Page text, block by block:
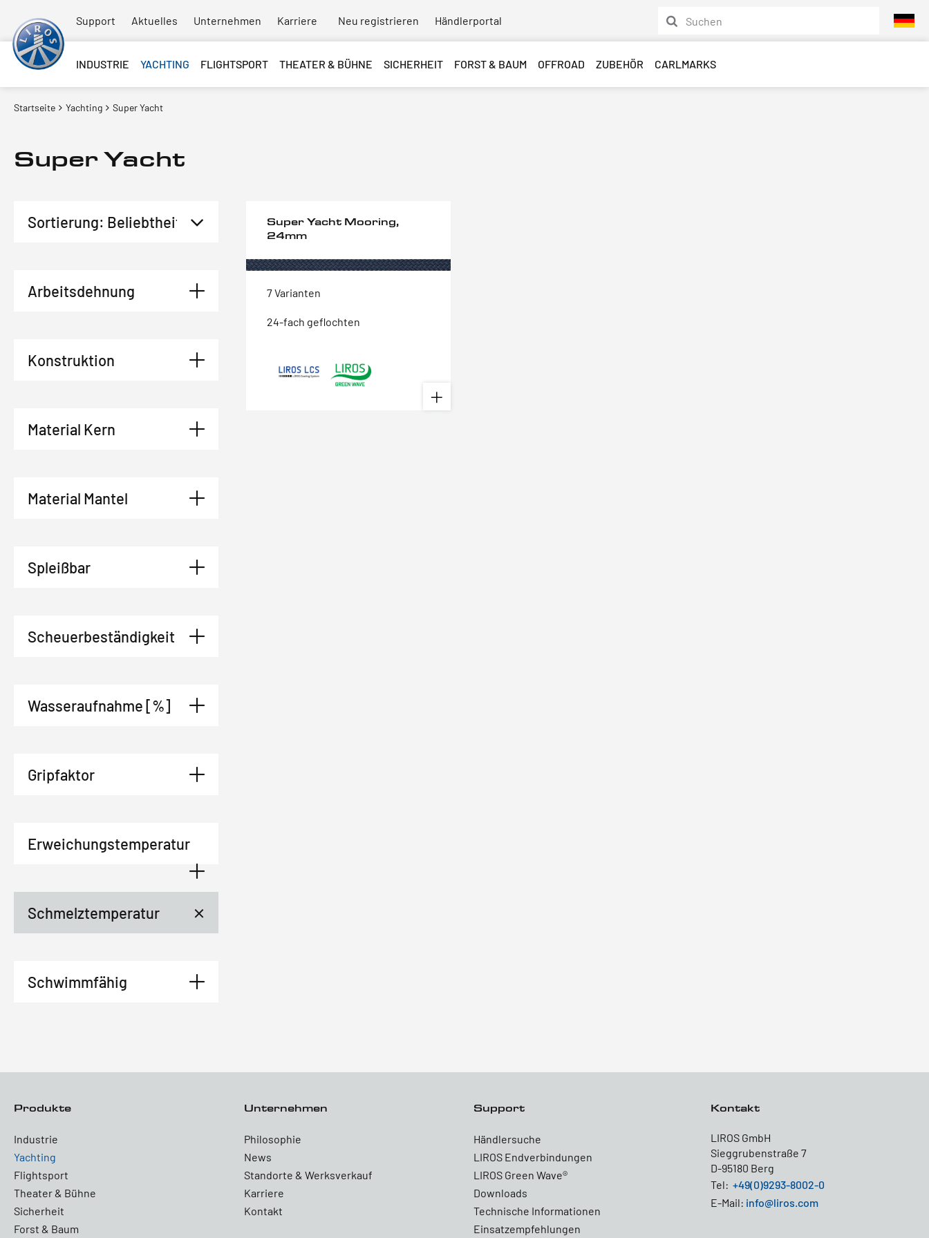
Support Aktuelles Unternehmen Karriere Neu registrieren Händlerportal
INDUSTRIE YACHTING FLIGHTSPORT THEATER & BÜHNE SICHERHEIT FORST & BAUM OFFROAD ZUBEHÖR CARLMARKS
Startseite Yachting Super Yacht
Super Yacht
Arbeitsdehnung
Konstruktion
Material Kern
Material Mantel
Spleißbar
Scheuerbeständigkeit
Wasseraufnahme [%]
Gripfaktor
Erweichungstemperatur
Schmelztemperatur
Schwimmfähig
Super Yacht Mooring,
24mm
7 Varianten
24-fach geflochten
Produkte
Industrie
Yachting
Flightsport
Theater & Bühne
Sicherheit
Forst & Baum
Unternehmen
Philosophie
News
Standorte & Werksverkauf
Karriere
Kontakt
Support
Händlersuche
LIROS Endverbindungen
LIROS Green Wave®
Downloads
Technische Informationen
Einsatzempfehlungen
Kontakt
LIROS GmbH
Sieggrubenstraße 7
D-95180 Berg
Tel: +49(0)9293-8002-0
E-Mail: info@liros.com